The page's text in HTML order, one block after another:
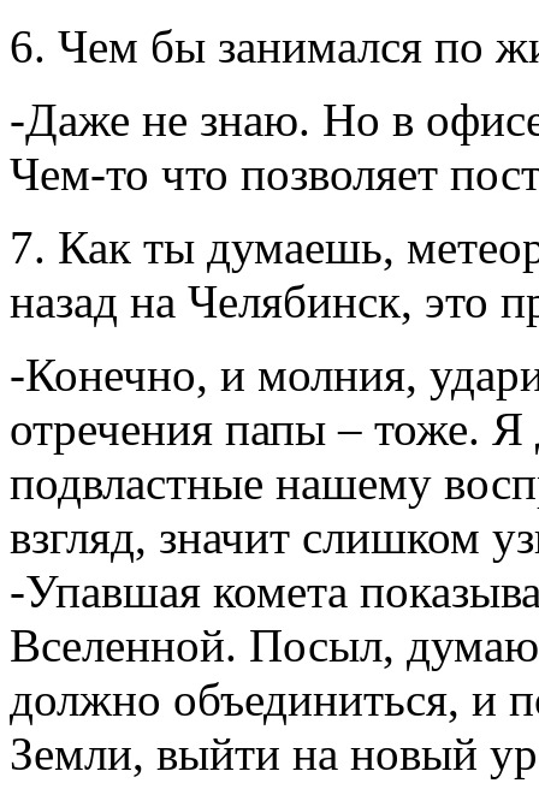
6. Чем бы занимался по
-Даже не знаю. Но в
Чем-то что позволяет
7. Как ты думаешь,
назад на Челябинск, это
-Конечно, и молния,
отречения папы – тоже.
подвластные нашему
взгляд, значит слишком
-Упавшая комета
Вселенной. Посыл,
должно объединиться, и
Земли, выйти на новый